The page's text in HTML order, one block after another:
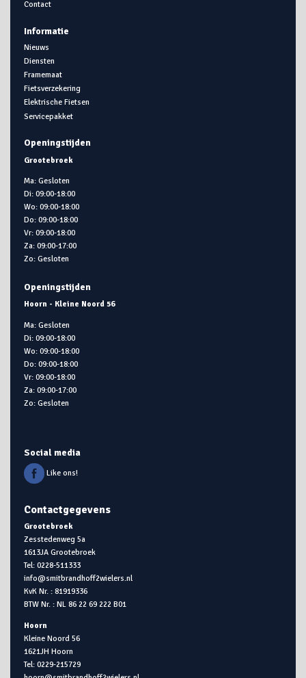
Contact
Informatie
Nieuws
Diensten
Framemaat
Fietsverzekering
Elektrische Fietsen
Servicepakket
Openingstijden
Grootebroek
Ma: Gesloten
Di: 09:00-18:00
Wo: 09:00-18:00
Do: 09:00-18:00
Vr: 09:00-18:00
Za: 09:00-17:00
Zo: Gesloten
Openingstijden
Hoorn - Kleine Noord 56
Ma: Gesloten
Di: 09:00-18:00
Wo: 09:00-18:00
Do: 09:00-18:00
Vr: 09:00-18:00
Za: 09:00-17:00
Zo: Gesloten
Social media
Like ons!
Contactgegevens
Grootebroek
Zesstedenweg 5a
1613JA Grootebroek
Tel: 0228-511333
info@smitbrandhoff2wielers.nl
KvK Nr. : 81919336
BTW Nr. : NL 86 22 69 222 B01
Hoorn
Kleine Noord 56
1621JH Hoorn
Tel: 0229-215729